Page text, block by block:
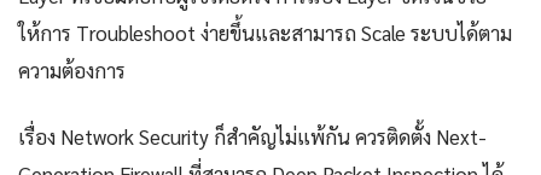
ให้การ Troubleshoot ง่ายขึ้นและสามารถ Scale ระบบได้ตาม
ความต้องการ
เรื่อง Network Security ก็สำคัญไม่แพ้กัน ควรติดตั้ง Next-